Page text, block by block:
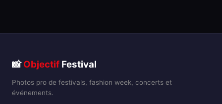
📸Objectif Festival
Photos pro de festivals, fashion week, concerts et
événements.